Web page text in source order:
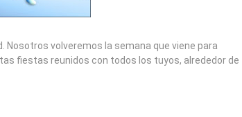
Nosotros volveremos la semana que viene para
fiestas reunidos con todos los tuyos, alrededor de